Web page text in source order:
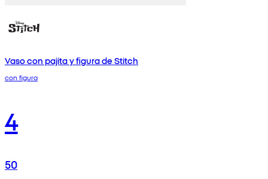
Vaso con pajita y figura de Stitch
con figura
4
50